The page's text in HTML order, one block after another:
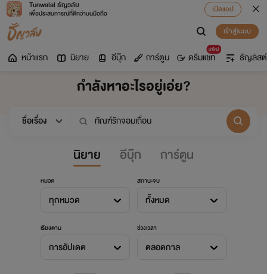
Tunwalai ธัญวลัย
เพื่อประสบการณ์ที่ดีกว่าบนมือถือ
เปิดแอป
เข้าสู่ระบบ
หน้าแรก นิยาย อีบุ๊ก การ์ตูน
มาใหม่
ดรีมแชท ธัญลิสต์
กำลังหาอะไรอยู่เอ่ย?
นิยาย อีบุ๊ก การ์ตูน
หมวด
ทุกหมวด
สถานะจบ
ทั้งหมด
เรียงตาม
การอัปเดต
ช่วงเวลา
ตลอดกาล